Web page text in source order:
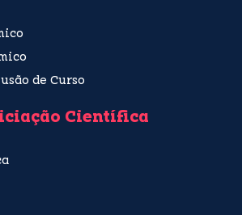
de Curso
Científica